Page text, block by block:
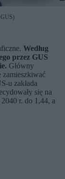
GUS)
Według
przez GUS
Główny
zamieszkiwać
u zakłada
się na
r. do 1,44, a